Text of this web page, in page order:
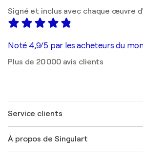
Signé et inclus avec chaque œuvre
Noté 4,9/5 par les acheteurs du
Plus de 20 000 avis clients
Service clients
Expédition
À propos de Singulart